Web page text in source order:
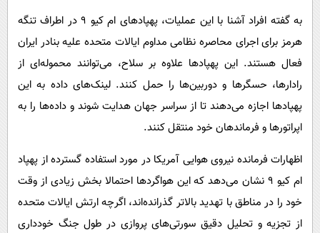
به گفته افراد آشنا با این عملیات، پهپادهای ام کیو 9 در اطراف تنگه
هرمز برای اجرای محاصره نظامی مداوم ایالات متحده علیه بنادر ایران
فعال هستند. این پهپادها علاوه بر سلاح، می‌توانند محموله‌ای از
رادارها، حسگرها و دوربین‌ها را حمل کنند. لینک‌های داده به این
پهپادها اجازه می‌دهند تا از سراسر جهان هدایت شوند و داده‌ها را به
اپراتورها و فرماندهان خود منتقل کنند.
اظهارات فرمانده نیروی هوایی آمریکا در مورد استفاده گسترده از پهپاد
ام کیو 9 نشان می‌دهد که این هواگردها احتمالا بخش زیادی از وقت
خود را در مناطق با تهدید بالاتر گذرانده‌اند، اگرچه ارتش ایالات متحده
از تجزیه و تحلیل دقیق سورتی‌های پروازی در طول جنگ خودداری